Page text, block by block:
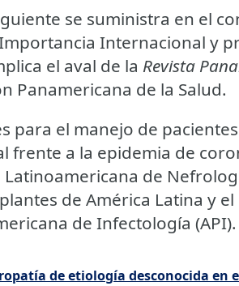
se suministra en el
Internacional y
el aval de la Revista
Panamericana de la Salud.
para el manejo de
frente a la epidemia de
Latinoamericana de
de América Latina y el
de Infectología (API).
de etiología desconocida en